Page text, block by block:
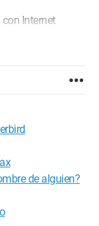
Internet
para luego
"Extensiones",
y
de la misma
le estaría
XP
de alguien?